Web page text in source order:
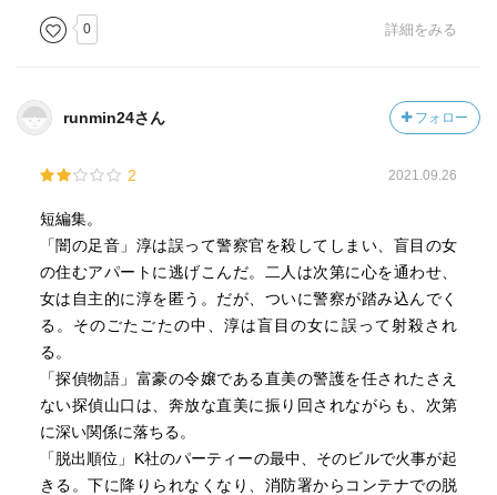
●共同執筆
妻の関係に疑念を抱き始める…。
大きな取引を決めたご褒美に三日間の特別休暇をもらった
主人公。急な休みにとまどい楽しめない。体のいいリスト
ラではないだろうかという疑念が生まれ…。
●高慢な死体
試写室で殺された高慢な女優。犯人は誰？
●消えたフィルム
二時間ドラマのフィルムが盗まれた。ロケ現場の近くで地
元の女性が裸の死体が発見されたという情報も入ってき
て、撮影関係者の誰かが乱暴して殺したのではないかとい
う疑念が…。
0 詳細をみる
runmin24さん フォロー
2 2021.09.26
短編集。
「闇の足音」淳は誤って警察官を殺してしまい、盲目の女
の住むアパートに逃げこんだ。二人は次第に心を通わせ、
女は自主的に淳を匿う。だが、ついに警察が踏み込んでく
る。そのごたごたの中、淳は盲目の女に誤って射殺され
る。
「探偵物語」富豪の令嬢である直美の警護を任されたさえ
ない探偵山口は、奔放な直美に振り回されながらも、次第
に深い関係に落ちる。
「脱出順位」K社のパーティーの最中、そのビルで火事が起
きる。下に降りられなくなり、消防署からコンテナでの脱